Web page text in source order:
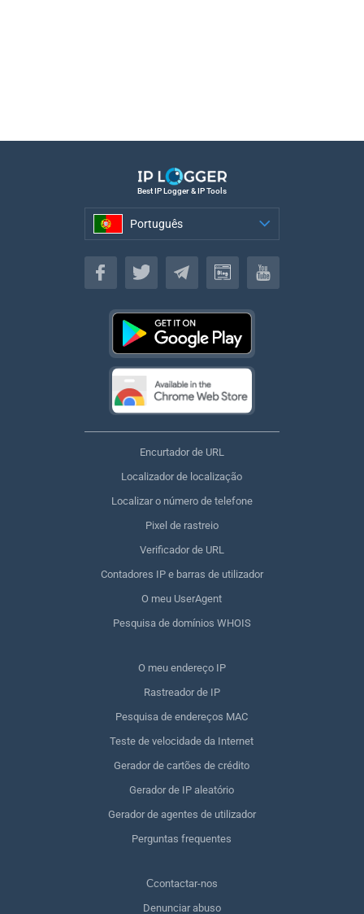
Best IP Logger & IP Tools
Português
Português
Encurtador de URL
Localizador de localização
Localizar o número de telefone
Pixel de rastreio
Verificador de URL
Contadores IP e barras de utilizador
O meu UserAgent
Pesquisa de domínios WHOIS
O meu endereço IP
Rastreador de IP
Pesquisa de endereços MAC
Teste de velocidade da Internet
Gerador de cartões de crédito
Gerador de IP aleatório
Gerador de agentes de utilizador
Perguntas frequentes
Сcontactar-nos
Denunciar abuso